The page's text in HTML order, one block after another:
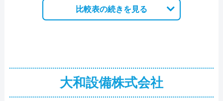
比較表の続きを見る
大和設備株式会社